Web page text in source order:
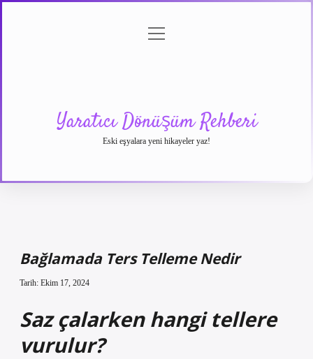
menüyü
Yaratıcı Dönüşüm Rehberi
Eski eşyalara yeni hikayeler yaz!
Bağlamada Ters Telleme Nedir
Tarih: Ekim 17, 2024
Saz çalarken hangi tellere
vurulur?